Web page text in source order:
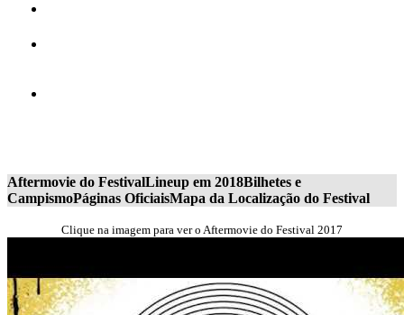
Aftermovie do FestivalLineup em 2018Bilhetes e
CampismoPáginas OficiaisMapa da Localização do Festival
Clique na imagem para ver o Aftermovie do Festival 2017